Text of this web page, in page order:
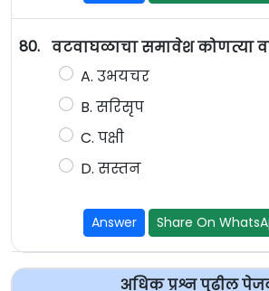
80. वटवाघळाचा समावेश कोणत्या
A. उभयचर
B. सरिसृप
C. पक्षी
D. सस्तन
Answer Share On
अधिक प्रश्न पुढील